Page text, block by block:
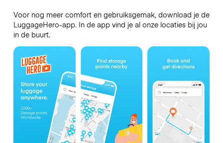
Voor nog meer comfort en gebruiksgemak, download je de
LuggageHero-app. In de app vind je al onze locaties bij jou
in de buurt.